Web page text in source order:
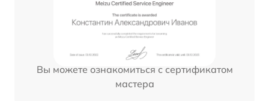
Вы можете ознакомиться с сертификатом
мастера